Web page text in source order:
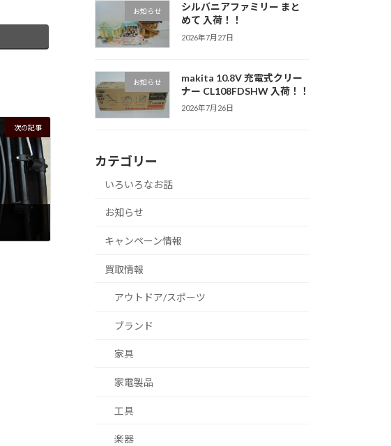
次の記事
お知らせ
シルバニアファミリー まと
めて 入荷！！
2026年7月27日
お知らせ
makita 10.8V 充電式クリー
ナー CL108FDSHW 入荷！！
2026年7月26日
カテゴリー
いろいろなお話
お知らせ
キャンペーン情報
買取情報
アウトドア/スポーツ
ブランド
家具
家電製品
工具
楽器